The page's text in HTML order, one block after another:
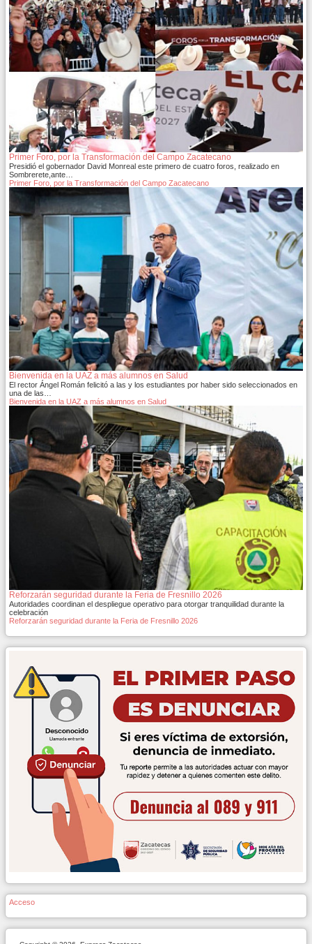
Primer Foro, por la Transformación del Campo Zacatecano
Presidió el gobernador David Monreal este primero de cuatro foros, realizado en
Sombrerete,ante…
Primer Foro, por la Transformación del Campo Zacatecano
Bienvenida en la UAZ a más alumnos en Salud
El rector Ángel Román felicitó a las y los estudiantes por haber sido seleccionados en
una de las…
Bienvenida en la UAZ a más alumnos en Salud
Reforzarán seguridad durante la Feria de Fresnillo 2026
Autoridades coordinan el despliegue operativo para otorgar tranquilidad durante la
celebración
Reforzarán seguridad durante la Feria de Fresnillo 2026
Acceso